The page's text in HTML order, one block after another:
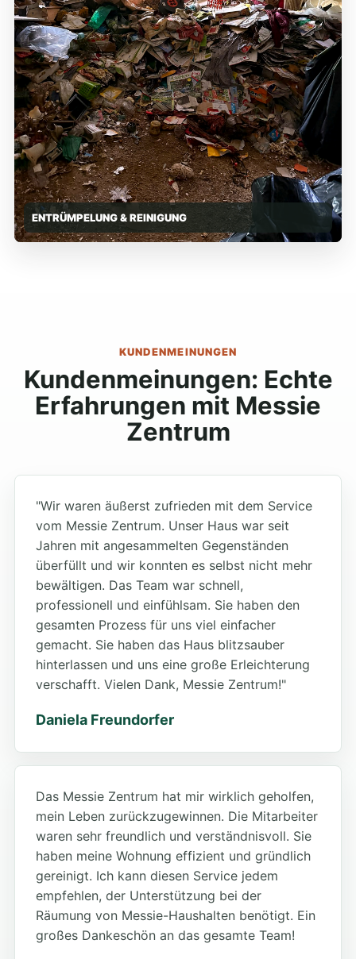
ENTRÜMPELUNG & REINIGUNG
KUNDENMEINUNGEN
Kundenmeinungen: Echte
Erfahrungen mit Messie
Zentrum
"Wir waren äußerst zufrieden mit dem Service
vom Messie Zentrum. Unser Haus war seit
Jahren mit angesammelten Gegenständen
überfüllt und wir konnten es selbst nicht mehr
bewältigen. Das Team war schnell,
professionell und einfühlsam. Sie haben den
gesamten Prozess für uns viel einfacher
gemacht. Sie haben das Haus blitzsauber
hinterlassen und uns eine große Erleichterung
verschafft. Vielen Dank, Messie Zentrum!"
Daniela Freundorfer
Das Messie Zentrum hat mir wirklich geholfen,
mein Leben zurückzugewinnen. Die Mitarbeiter
waren sehr freundlich und verständnisvoll. Sie
haben meine Wohnung effizient und gründlich
gereinigt. Ich kann diesen Service jedem
empfehlen, der Unterstützung bei der
Räumung von Messie-Haushalten benötigt. Ein
großes Dankeschön an das gesamte Team!